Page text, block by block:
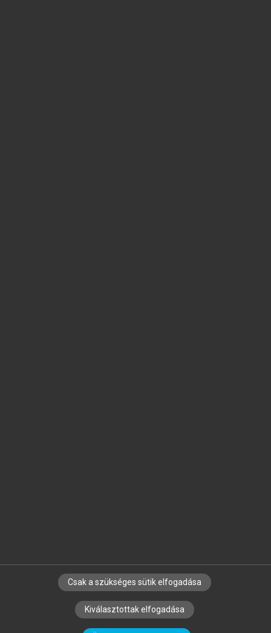
SZERZŐKNEK CÉGEKNEK KÖNYVTÁROSOKNAK
SZERKESZTÉSI ÉS LEKTORÁLÁSI ALAPELVEK
Csak a szükséges sütik elfogadása
Kiválasztottak elfogadása